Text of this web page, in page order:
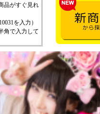
品がすぐ見れ
を入力）
角で入力して